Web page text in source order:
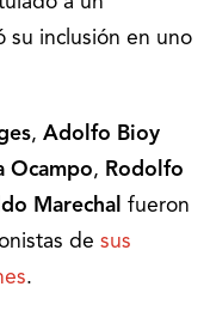
su inclusión en uno
, Adolfo Bioy
Ocampo, Rodolfo
Marechal fueron
de sus
.